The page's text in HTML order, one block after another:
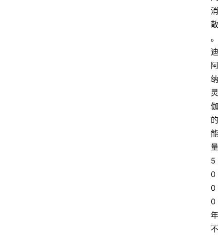
消
散
。
迪
阿
纳
灵
伽
的
能
量
5
0
0
0
年
不